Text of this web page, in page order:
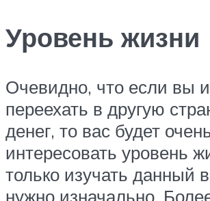
Уровень жизни
Очевидно, что если вы
переехать в другую
денег, то вас будет
интересовать уровень
только изучать данный
нужно изначально.